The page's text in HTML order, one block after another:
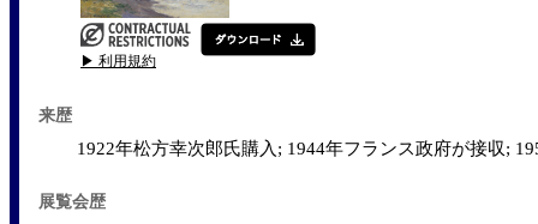
▶ 利用規約
来歴
1922年松方幸次郎氏購入; 1944年フランス政府が接収;
展覧会歴